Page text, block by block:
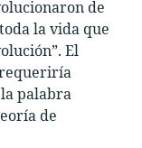
de
la vida que
El
palabra
de